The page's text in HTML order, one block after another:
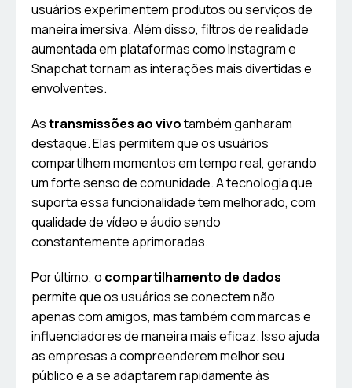
usuários experimentem produtos ou serviços de
maneira imersiva. Além disso, filtros de realidade
aumentada em plataformas como Instagram e
Snapchat tornam as interações mais divertidas e
envolventes.
Astransmissões ao vivotambém ganharam
destaque. Elas permitem que os usuários
compartilhem momentos em tempo real, gerando
um forte senso de comunidade. A tecnologia que
suporta essa funcionalidade tem melhorado, com
qualidade de vídeo e áudio sendo
constantemente aprimoradas.
Por último, o compartilhamento de dados
permite que os usuários se conectem não
apenas com amigos, mas também com marcas e
influenciadores de maneira mais eficaz. Isso ajuda
as empresas a compreenderem melhor seu
público e a se adaptarem rapidamente às